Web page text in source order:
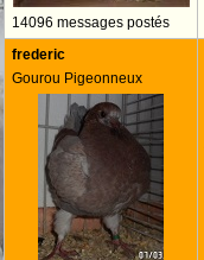
14096 messages postés
frederic
Gourou Pigeonneux